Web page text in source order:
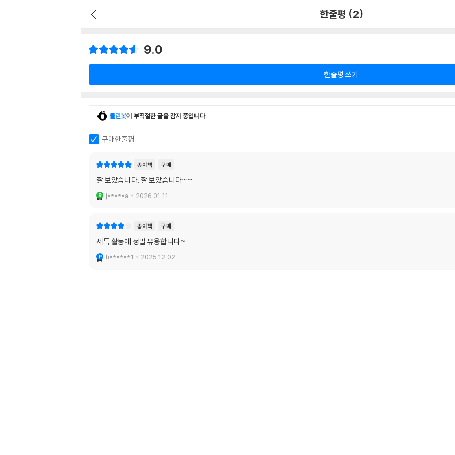
한줄평 (2)
9.0
한줄평 쓰기
클린봇이 부적절한 글을 감지 중입니다.
구매한줄평
종이책 구매
잘 보았습니다. 잘 보았습니다~~
j*****a 2026.01.11.
종이책 구매
세특 활동에 정말 유용합니다~
h******1 2025.12.02.